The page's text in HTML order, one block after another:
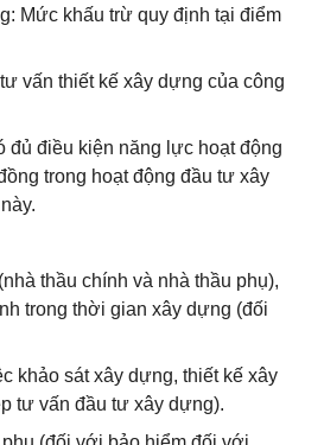
Mức khấu trừ quy định tại điểm
vấn thiết kế xây dựng của công
đủ điều kiện năng lực hoạt động
trong hoạt động đầu tư xây
thầu chính và nhà thầu phụ),
trong thời gian xây dựng (đối
khảo sát xây dựng, thiết kế xây
tư vấn đầu tư xây dựng).